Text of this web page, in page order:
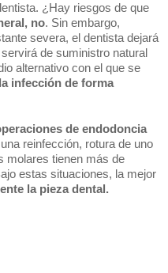
¿Hay riesgos de que
no. Sin embargo,
severa, el dentista dejará
de suministro natural
alternativo con el que se
infección de forma
de endodoncia
reinfección, rotura de uno
molares tienen más de
estas situaciones, la mejor
la pieza dental.